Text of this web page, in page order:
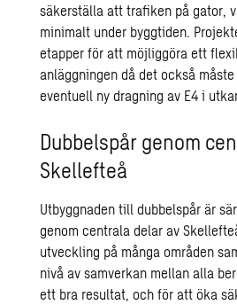
säkerställa att trafiken på gator,
minimalt under byggtiden.
etapper för att möjliggöra ett
anläggningen då det också
eventuell ny dragning av E4 i
Dubbelspår genom
Skellefteå
Utbyggnaden till dubbelspår är
genom centrala delar av
utveckling på många områden
nivå av samverkan mellan alla
ett bra resultat, och för att öka